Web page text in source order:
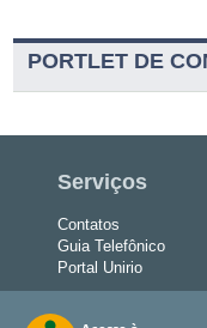
PORTLET DE
Serviços
Contatos
Guia Telefônico
Portal Unirio